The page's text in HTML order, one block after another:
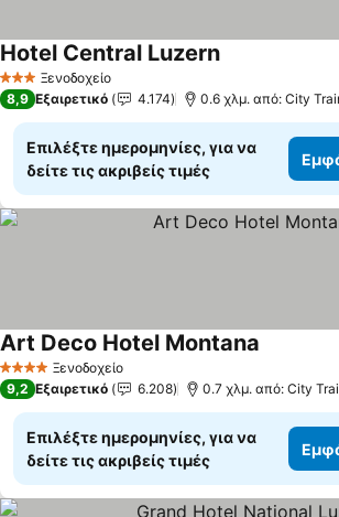
3 ΑστέριαΞενοδοχείο
Hotel Central LuzernΕμφάνιση
8,9 Εξαιρετικό 4.174 0.6 χλμ. από: City
Επιλέξτε ημερομηνίες, για να
δείτε τις ακριβείς τιμές
4 ΑστέριαΞενοδοχείο
Art Deco Hotel Montana
9,2 Εξαιρετικό 6.208 0.7 χλμ. από: City
Επιλέξτε ημερομηνίες, για να
δείτε τις ακριβείς τιμές